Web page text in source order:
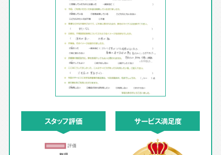
スタッフ評価 サービス満足度